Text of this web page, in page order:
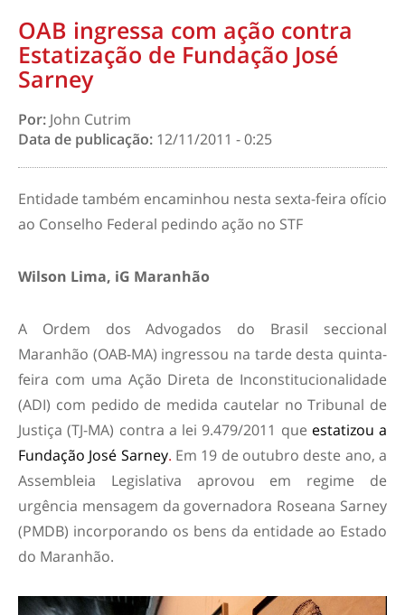
OAB ingressa com ação contra
Estatização de Fundação José
Sarney
Por: John Cutrim
Data de publicação: 12/11/2011 - 0:25
Entidade também encaminhou nesta sexta-feira ofício
ao Conselho Federal pedindo ação no STF
Wilson Lima, iG Maranhão
A Ordem dos Advogados do Brasil seccional
Maranhão (OAB-MA) ingressou na tarde desta quinta-
feira com uma Ação Direta de Inconstitucionalidade
(ADI) com pedido de medida cautelar no Tribunal de
Justiça (TJ-MA) contra a lei 9.479/2011 que estatizou a
Fundação José Sarney. Em 19 de outubro deste ano, a
Assembleia Legislativa aprovou em regime de
urgência mensagem da governadora Roseana Sarney
(PMDB) incorporando os bens da entidade ao Estado
do Maranhão.